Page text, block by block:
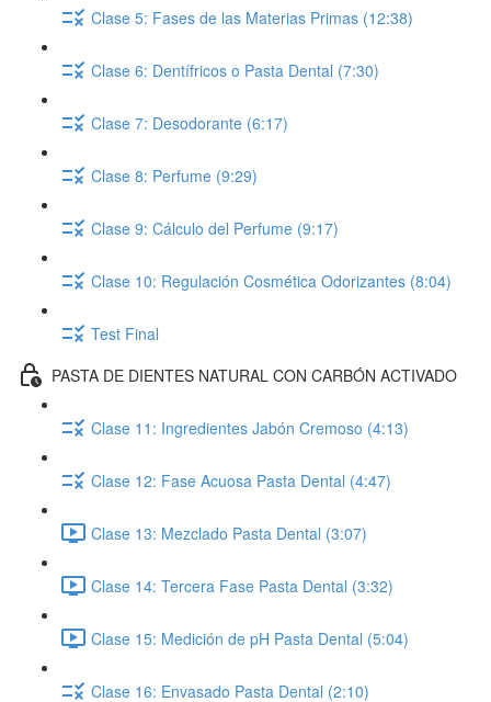
Clase 5: Fases de las Materias Primas (12:38)
Clase 6: Dentífricos o Pasta Dental (7:30)
Clase 7: Desodorante (6:17)
Clase 8: Perfume (9:29)
Clase 9: Cálculo del Perfume (9:17)
Clase 10: Regulación Cosmética Odorizantes (8:04)
Test Final
PASTA DE DIENTES NATURAL CON CARBÓN ACTIVADO
Clase 11: Ingredientes Jabón Cremoso (4:13)
Clase 12: Fase Acuosa Pasta Dental (4:47)
Clase 13: Mezclado Pasta Dental (3:07)
Clase 14: Tercera Fase Pasta Dental (3:32)
Clase 15: Medición de pH Pasta Dental (5:04)
Clase 16: Envasado Pasta Dental (2:10)